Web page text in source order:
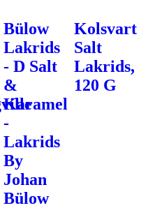
Bülow
Lakrids
- D Salt
&
Karamel
-
Lakrids
By
Johan
Bülow
Kolsvart
Salt
Lakrids,
120 G